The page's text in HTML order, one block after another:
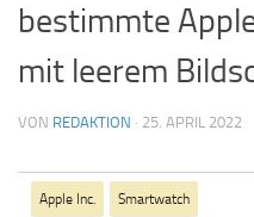
bestimmte
mit leerem
VON REDAKTION · 25. APRIL 2022
Apple Inc. Smartwatch